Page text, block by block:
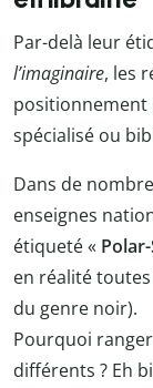
Par-delà leur
l’imaginaire, les
positionnement
spécialisé ou
Dans de
enseignes
étiqueté « Polar-
en réalité
du genre noir).
Pourquoi
différents ? Eh